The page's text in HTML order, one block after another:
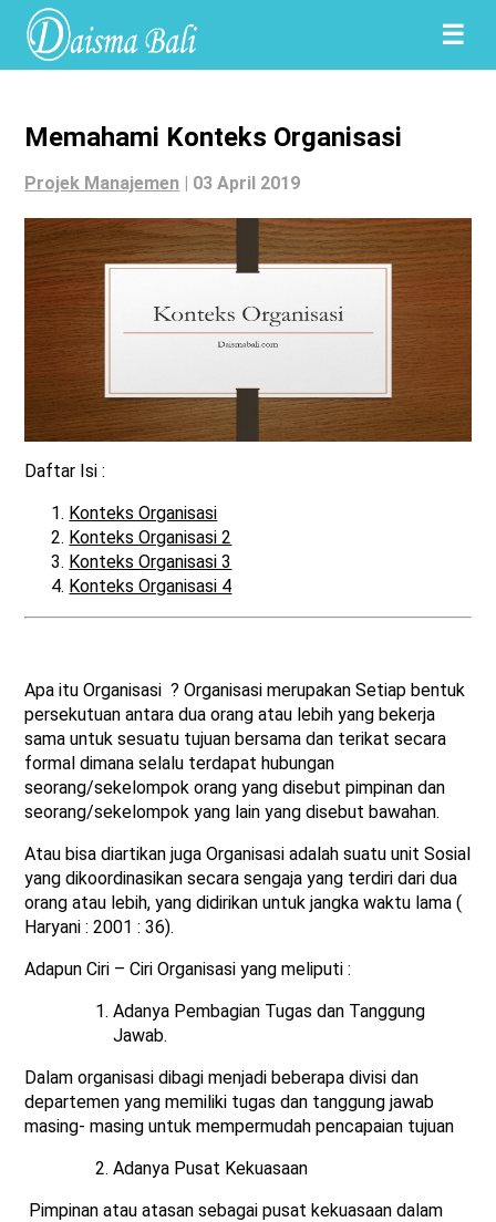
☰
Memahami Konteks Organisasi
Projek Manajemen 03 April 2019
Daftar Isi :
Konteks Organisasi
Konteks Organisasi 2
Konteks Organisasi 3
Konteks Organisasi 4
Apa itu Organisasi ? Organisasi merupakan Setiap bentuk
persekutuan antara dua orang atau lebih yang bekerja
sama untuk sesuatu tujuan bersama dan terikat secara
formal dimana selalu terdapat hubungan
seorang/sekelompok orang yang disebut pimpinan dan
seorang/sekelompok yang lain yang disebut bawahan.
Atau bisa diartikan juga Organisasi adalah suatu unit Sosial
yang dikoordinasikan secara sengaja yang terdiri dari dua
orang atau lebih, yang didirikan untuk jangka waktu lama (
Haryani : 2001 : 36).
Adapun Ciri – Ciri Organisasi yang meliputi :
Adanya Pembagian Tugas dan Tanggung
Jawab.
Dalam organisasi dibagi menjadi beberapa divisi dan
departemen yang memiliki tugas dan tanggung jawab
masing- masing untuk mempermudah pencapaian tujuan
Adanya Pusat Kekuasaan
Pimpinan atau atasan sebagai pusat kekuasaan dalam